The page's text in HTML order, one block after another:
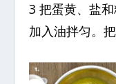
3 把蛋黄、盐
加入油拌匀。